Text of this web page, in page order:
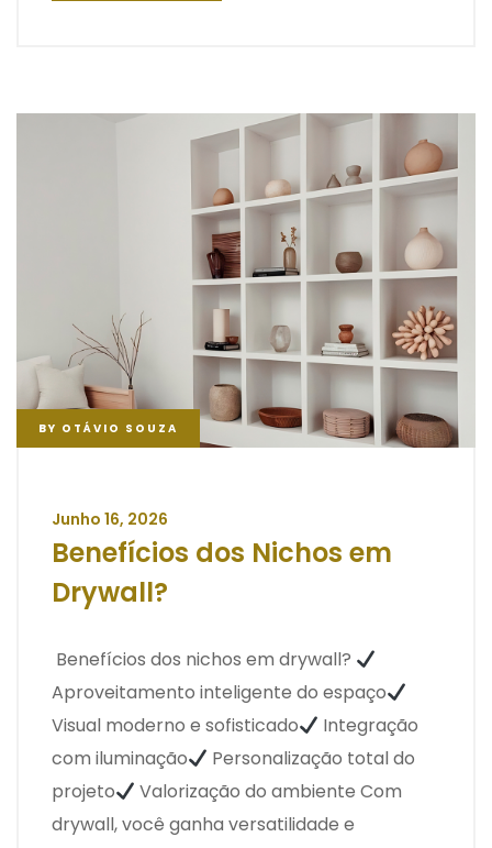
BY OTÁVIO SOUZA
Junho 16, 2026
Benefícios dos Nichos em
Drywall?
Benefícios dos nichos em drywall?
Aproveitamento inteligente do espaço
Visual moderno e sofisticado
Integração
com iluminação
Personalização total do
projeto
Valorização do ambiente Com
drywall, você ganha versatilidade e